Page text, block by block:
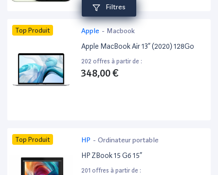
Filtres
Top Produit Apple - Macbook
Apple MacBook Air 13” (2020) 128Go
202 offres à partir de :
348,00 €
Top Produit HP - Ordinateur portable
HP ZBook 15 G6 15”
201 offres à partir de :